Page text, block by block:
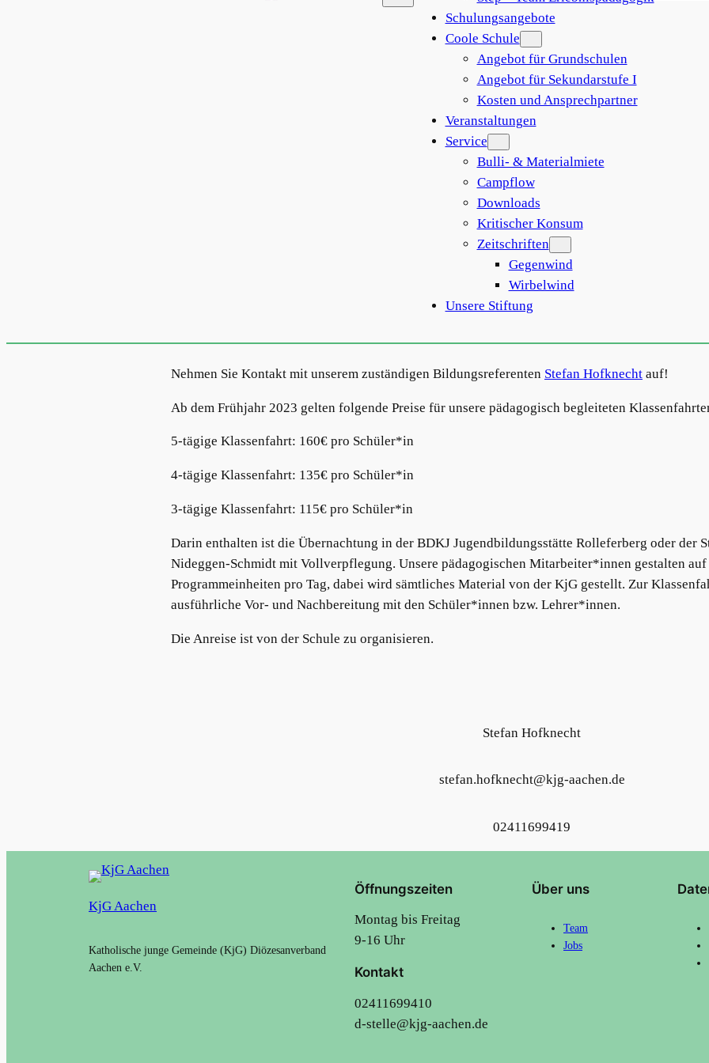
Schulungsangebote
Coole Schule
Angebot für Grundschulen
Angebot für Sekundarstufe I
Kosten und Ansprechpartner
Veranstaltungen
Service
Bulli- & Materialmiete
Campflow
Downloads
Kritischer Konsum
Zeitschriften
Gegenwind
Wirbelwind
Unsere Stiftung
Nehmen Sie Kontakt mit unserem zuständigen Bildungsreferenten Stefan Hofknecht auf!
Ab dem Frühjahr 2023 gelten folgende Preise für unsere pädagogisch begleiteten
5-tägige Klassenfahrt: 160€ pro Schüler*in
4-tägige Klassenfahrt: 135€ pro Schüler*in
3-tägige Klassenfahrt: 115€ pro Schüler*in
Darin enthalten ist die Übernachtung in der BDKJ Jugendbildungsstätte Rolleferberg oder der
Nideggen-Schmidt mit Vollverpflegung. Unsere pädagogischen Mitarbeiter*innen gestalten
Programmeinheiten pro Tag, dabei wird sämtliches Material von der KjG gestellt. Zur
ausführliche Vor- und Nachbereitung mit den Schüler*innen bzw. Lehrer*innen.
Die Anreise ist von der Schule zu organisieren.
Stefan Hofknecht
stefan.hofknecht@kjg-aachen.de
02411699419
KjG Aachen
Katholische junge Gemeinde (KjG) Diözesanverband
Aachen e.V.
Öffnungszeiten
Montag bis Freitag
9-16 Uhr
Kontakt
02411699410
d-stelle@kjg-aachen.de
Über uns
Team
Jobs